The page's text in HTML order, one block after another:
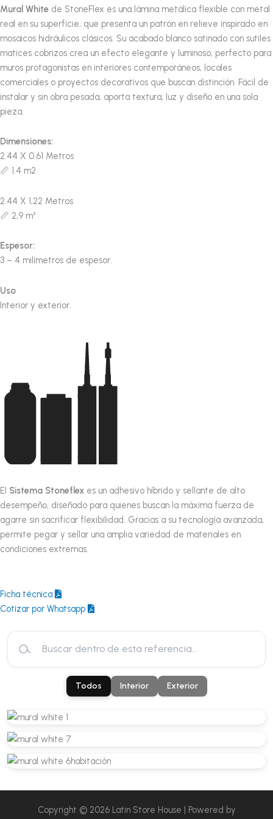
Mural White de StoneFlex es una lámina metálica flexible con metal
real en su superficie, que presenta un patrón en relieve inspirado en
mosaicos hidráulicos clásicos. Su acabado blanco satinado con sutiles
matices cobrizos crea un efecto elegante y luminoso, perfecto para
muros protagonistas en interiores contemporáneos, locales
comerciales o proyectos decorativos que buscan distinción. Fácil de
instalar y sin obra pesada, aporta textura, luz y diseño en una sola
pieza.
Dimensiones:
2.44 X 0.61 Metros
📏 1.4 m2
2.44 X 1,22 Metros
📏 2,9 m²
Espesor:
3 – 4 milímetros de espesor.
Uso
Interior y exterior.
El Sistema Stoneflex es un adhesivo híbrido y sellante de alto
desempeño, diseñado para quienes buscan la máxima fuerza de
agarre sin sacrificar flexibilidad. Gracias a su tecnología avanzada,
permite pegar y sellar una amplia variedad de materiales en
condiciones extremas.
Ficha técnica
Cotizar por Whatsapp
Todos Interior Exterior
Copyright © 2026 Latin Store House | Powered by